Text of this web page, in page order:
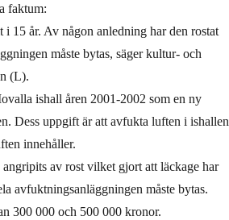
faktum:
15 år. Av någon anledning har den rostat
måste bytas, säger kultur- och
(L).
ishall åren 2001-2002 som en ny
Dess uppgift är att avfukta luften i ishallen
innehåller.
av rost vilket gjort att läckage har
avfuktningsanläggningen måste bytas.
300 000 och 500 000 kronor.